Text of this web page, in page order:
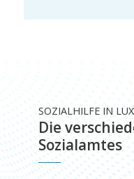
Die
Sozialamtes
SOZIALHILFE IN